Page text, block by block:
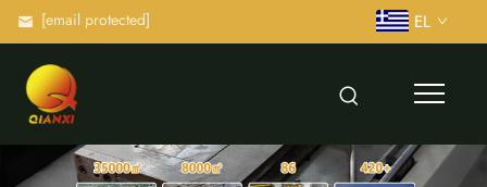
[email protected] EL